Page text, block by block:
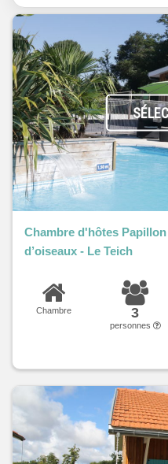
Chambre d'hôtes
d’oiseaux - Le Teich
Chambre 3
personnes